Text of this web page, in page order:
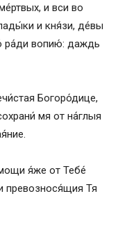
и вси во
и кня́зи, де́вы
ра́ди вопию́: даждь
Богоро́дице,
мя от на́глыя
я́же от Тебе́
превознося́щия Тя